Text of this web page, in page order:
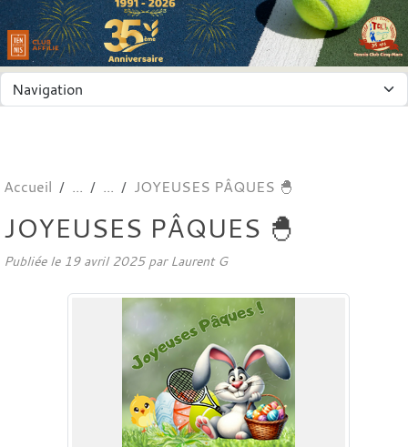
Accueil JOYEUSES PÂQUES 🐣
JOYEUSES PÂQUES 🐣
Publiée le 19 avril 2025par Laurent G
Panneau de gestion des cookies